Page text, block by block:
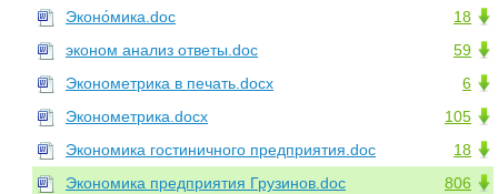
18
Эконо́мика.doc
59
эконом анализ ответы.doc
6
Эконометрика в печать.docx
105
Эконометрика.docx
18
Экономика гостиничного предприятия.doc
806
Экономика предприятия Грузинов.doc